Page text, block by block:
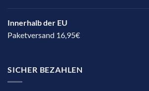
Innerhalb der EU
Paketversand 16,95€
SICHER BEZAHLEN